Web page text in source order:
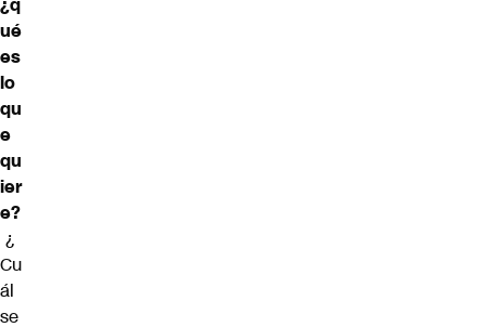
ué
es
lo
qu
e
qu
ier
e?
¿
Cu
ál
se